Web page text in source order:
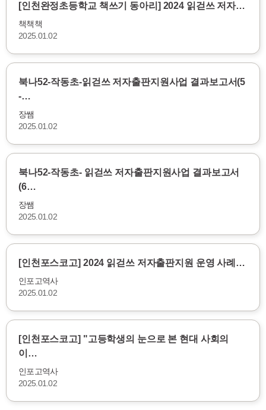
[인천완정초등학교 책쓰기 동아리] 2024 읽걷쓰 저자…
책책책
2025.01.02
북나52-작동초-읽걷쓰 저자출판지원사업 결과보고서(5
-…
장쌤
2025.01.02
북나52-작동초- 읽걷쓰 저자출판지원사업 결과보고서
(6…
장쌤
2025.01.02
[인천포스코고] 2024 읽걷쓰 저자출판지원 운영 사례…
인포고역사
2025.01.02
[인천포스코고] "고등학생의 눈으로 본 현대 사회의
이…
인포고역사
2025.01.02